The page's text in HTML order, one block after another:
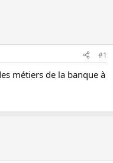
#1
métiers de la banque à